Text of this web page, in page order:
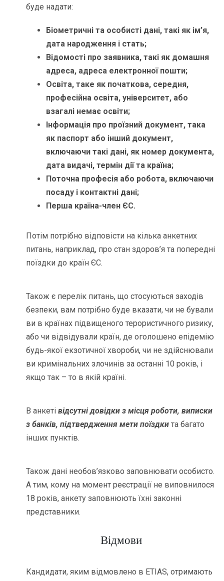
буде надати:
Біометричні та особисті дані, такі як ім’я,
дата народження і стать;
Відомості про заявника, такі як домашня
адреса, адреса електронної пошти;
Освіта, таке як початкова, середня,
професійна освіта, університет, або
взагалі немає освіти;
Інформація про проїзний документ, така
як паспорт або інший документ,
включаючи такі дані, як номер документа,
дата видачі, термін дії та країна;
Поточна професія або робота, включаючи
посаду і контактні дані;
Перша країна-член ЄС.
Потім потрібно відповісти на кілька анкетних
питань, наприклад, про стан здоров’я та попередні
поїздки до країн ЄС.
Також є перелік питань, що стосуються заходів
безпеки, вам потрібно буде вказати, чи не бували
ви в країнах підвищеного терористичного ризику,
або чи відвідували країн, де оголошено епідемію
будь-якої екзотичної хвороби, чи не здійснювали
ви кримінальних злочинів за останні 10 років, і
якщо так – то в якій країні.
В анкетівідсутні довідки з місця роботи, виписки
з банків, підтвердження мети поїздки та багато
інших пунктів.
Також дані необов’язково заповнювати особисто.
А тим, кому на момент реєстрації не виповнилося
18 років, анкету заповнюють їхні законні
представники.
Відмови
Кандидати, яким відмовлено в ETIAS, отримають